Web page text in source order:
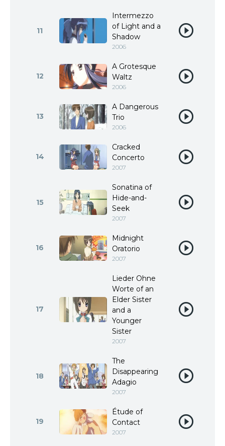
11
Intermezzo
of Light and a
Shadow
2006
12
A Grotesque
Waltz
2006
13
A Dangerous
Trio
2006
14
Cracked
Concerto
2007
15
Sonatina of
Hide-and-
Seek
2007
16
Midnight
Oratorio
2007
17
Lieder Ohne
Worte of an
Elder Sister
and a
Younger
Sister
2007
18
The
Disappearing
Adagio
2007
19
Étude of
Contact
2007